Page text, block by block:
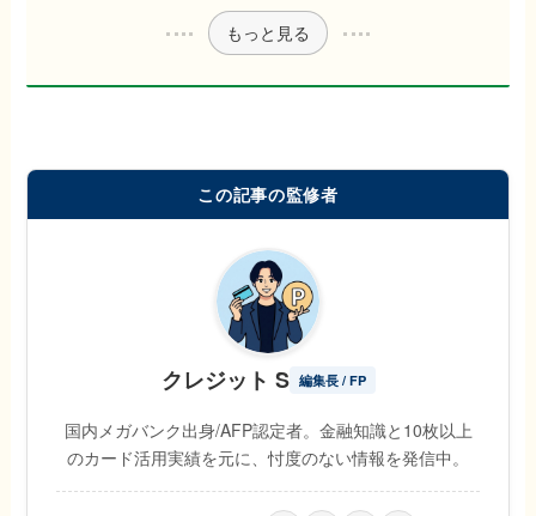
もっと見る
この記事の監修者
クレジット S 編集長 / FP
国内メガバンク出身/AFP認定者。金融知識と10枚以上
のカード活用実績を元に、忖度のない情報を発信中。